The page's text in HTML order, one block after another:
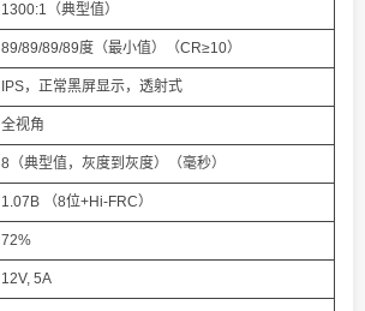
1300:1（典型值）
89/89/89/89度（最小值）（CR≥10）
IPS，正常黑屏显示，透射式
全视角
8（典型值，灰度到灰度）（毫秒）
1.07B （8位+Hi-FRC）
72%
12V, 5A